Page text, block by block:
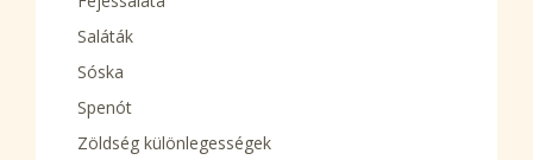
Saláták
Sóska
Spenót
Zöldség különlegességek